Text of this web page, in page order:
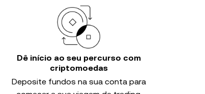
Dê início ao seu percurso com
criptomoedas
Deposite fundos na sua conta para